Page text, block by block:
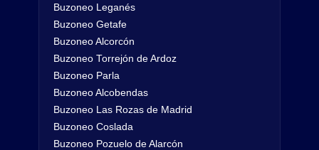
Buzoneo Leganés
Buzoneo Getafe
Buzoneo Alcorcón
Buzoneo Torrejón de Ardoz
Buzoneo Parla
Buzoneo Alcobendas
Buzoneo Las Rozas de Madrid
Buzoneo Coslada
Buzoneo Pozuelo de Alarcón